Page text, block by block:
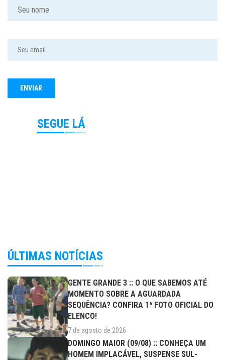
SEGUE LÁ
ÚLTIMAS NOTÍCIAS
GENTE GRANDE 3 :: O QUE SABEMOS ATÉ
MOMENTO SOBRE A AGUARDADA
SEQUÊNCIA? CONFIRA 1ª FOTO OFICIAL DO
ELENCO!
7 de agosto de 2026
DOMINGO MAIOR (09/08) :: CONHEÇA UM
HOMEM IMPLACÁVEL, SUSPENSE SUL-